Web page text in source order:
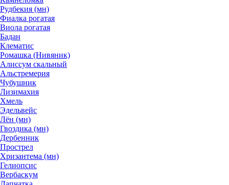
Рудбекия (мн)
Фиалка рогатая
Виола рогатая
Бадан
Клематис
Ромашка (Нивяник)
Алиссум скальный
Альстремерия
Чубушник
Лизимахия
Хмель
Эдельвейс
Лён (мн)
Гвоздика (мн)
Дербенник
Прострел
Хризантема (мн)
Гелиопсис
Вербаскум